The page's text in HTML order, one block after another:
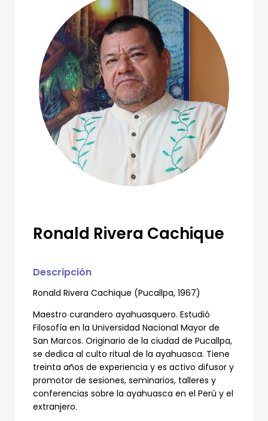
Ronald Rivera Cachique
Descripción
Ronald Rivera Cachique (Pucallpa, 1967)
Maestro curandero ayahuasquero. Estudió
Filosofía en la Universidad Nacional Mayor de
San Marcos. Originario de la ciudad de Pucallpa,
se dedica al culto ritual de la ayahuasca. Tiene
treinta años de experiencia y es activo difusor y
promotor de sesiones, seminarios, talleres y
conferencias sobre la ayahuasca en el Perú y el
extranjero.